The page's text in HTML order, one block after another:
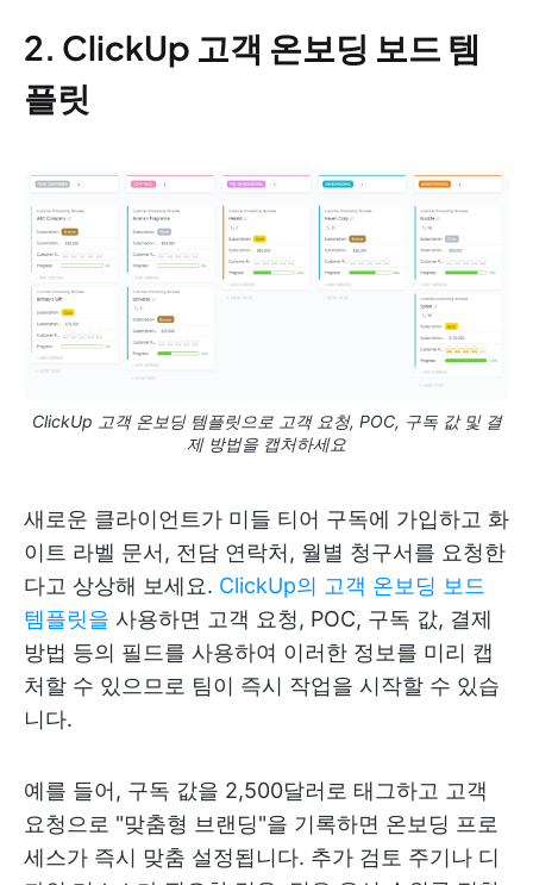
2. ClickUp 고객 온보딩 보드 템
플릿
ClickUp 고객 온보딩 템플릿으로 고객 요청, POC, 구독 값 및 결
제 방법을 캡처하세요
새로운 클라이언트가 미들 티어 구독에 가입하고 화
이트 라벨 문서, 전담 연락처, 월별 청구서를 요청한
다고 상상해 보세요. ClickUp의 고객 온보딩 보드
템플릿을 사용하면 고객 요청, POC, 구독 값, 결제
방법 등의 필드를 사용하여 이러한 정보를 미리 캡
처할 수 있으므로 팀이 즉시 작업을 시작할 수 있습
니다.
예를 들어, 구독 값을 2,500달러로 태그하고 고객
요청으로 "맞춤형 브랜딩"을 기록하면 온보딩 프로
세스가 즉시 맞춤 설정됩니다. 추가 검토 주기나 디